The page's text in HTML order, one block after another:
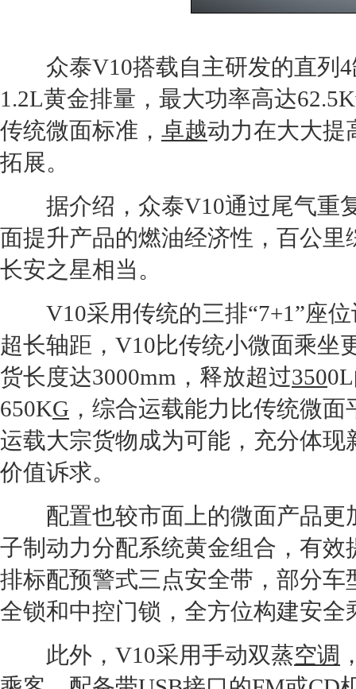
众泰V10搭载自主研发的直列
1.2L黄金排量，最大功率高达
传统微面标准， 卓越动力在大大提
拓展。
据介绍， 众泰V10通过尾气重
面提升产品的燃油经济性，百公
长安之星相当。
V10采用传统的三排“7+1”座位
超长轴距，V10比传统小微面乘坐
货长度达3000mm，释放超过350
650KG ，综合运载能力比传统微
运载大宗货物成为可能，充分体
价值诉求。
配置也较市面上的微面产品更
子制动力分配系统黄金组合，有
排标配预警式三点安全带，部分
全锁和中控门锁，全方位构建安
此外，V10采用手动双蒸空调